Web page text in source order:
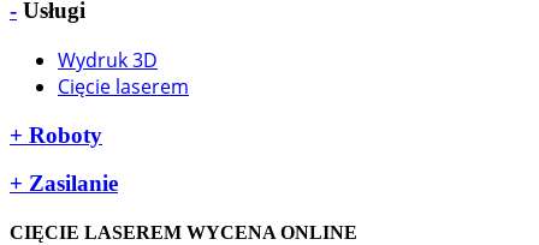
- Usługi
Wydruk 3D
Cięcie laserem
+ Roboty
+ Zasilanie
CIĘCIE LASEREM WYCENA ONLINE